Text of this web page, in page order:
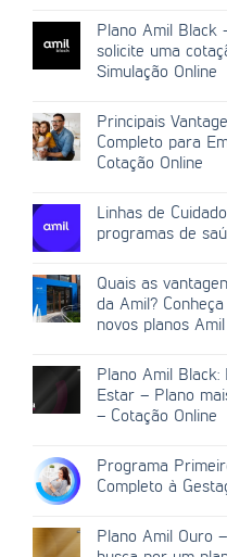
Plano Amil Black
solicite uma
Simulação Online
Principais
Completo para
Cotação Online
Linhas de
programas de
Quais as
da Amil?
novos planos Amil
Plano Amil
Estar – Plano
– Cotação Online
Programa
Completo à
Plano Amil Ouro